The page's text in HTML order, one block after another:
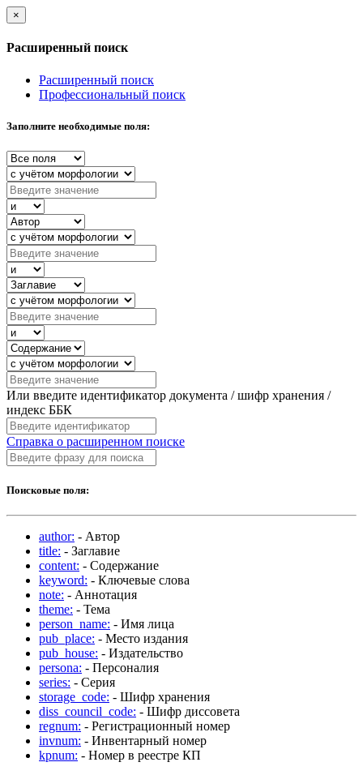
×
Расширенный поиск
Расширенный поиск
Профессиональный поиск
Заполните необходимые поля:
Или введите идентификатор документа / шифр хранения /
индекс ББК
Справка о расширенном поиске
Поисковые поля:
author: - Автор
title: - Заглавие
content: - Содержание
keyword: - Ключевые слова
note: - Аннотация
theme: - Тема
person_name: - Имя лица
pub_place: - Место издания
pub_house: - Издательство
persona: - Персоналия
series: - Серия
storage_code: - Шифр хранения
diss_council_code: - Шифр диссовета
regnum: - Регистрационный номер
invnum: - Инвентарный номер
kpnum: - Номер в реестре КП